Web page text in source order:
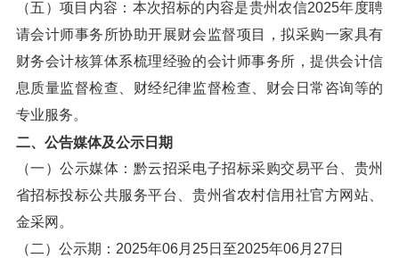
（五）项目内容：本次招标的内容是贵州农信2025年度聘
请会计师事务所协助开展财会监督项目，拟采购一家具有
财务会计核算体系梳理经验的会计师事务所，提供会计信
息质量监督检查、财经纪律监督检查、财会日常咨询等的
专业服务。
二、公告媒体及公示日期
（一）公示媒体：黔云招采电子招标采购交易平台、贵州
省招标投标公共服务平台、贵州省农村信用社官方网站、
金采网。
（二）公示期：2025年06月25日至2025年06月27日